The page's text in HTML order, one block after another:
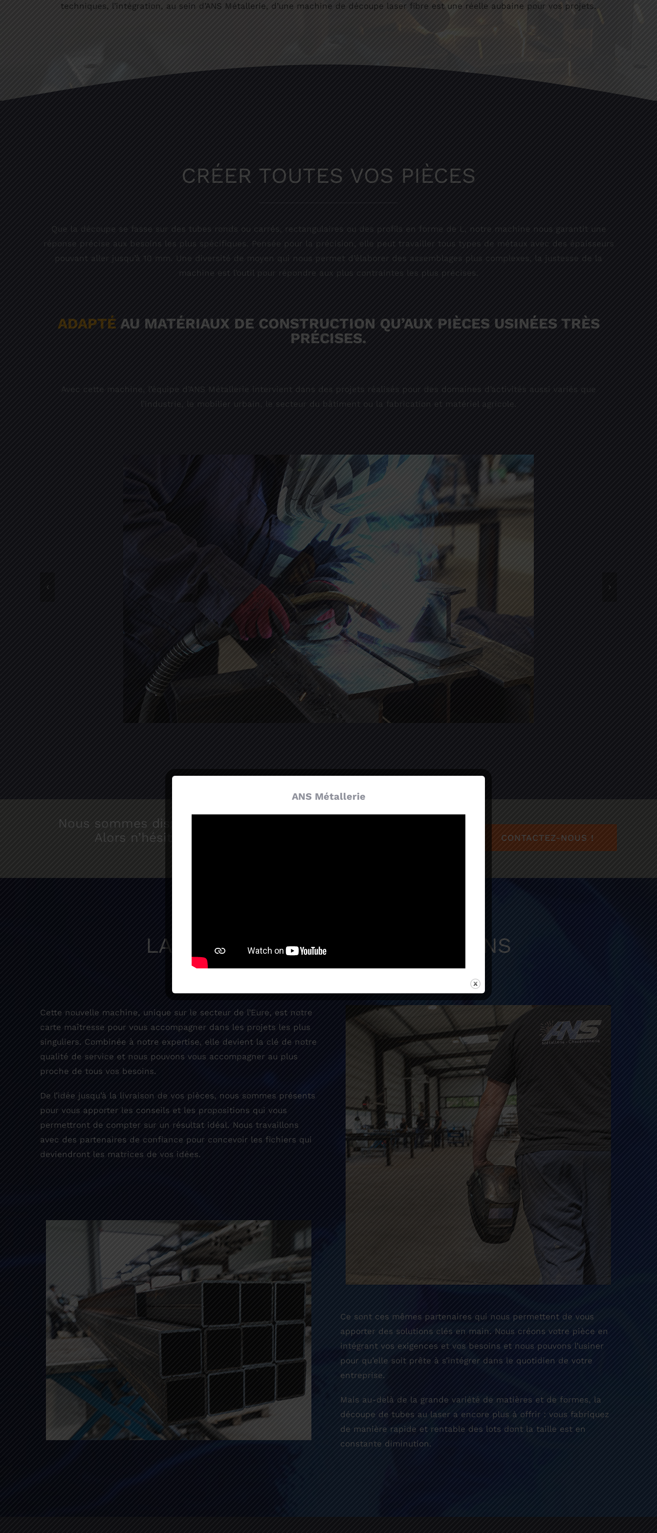
techniques, l’intégration, au sein d’ANS Métallerie, d’une machine de découpe laser fibre est une réelle aubaine pour vos projets.
CRÉER TOUTES VOS PIÈCES
Que la découpe se fasse sur des tubes ronds ou carrés, rectangulaires ou des profils en forme de L, notre machine nous garantit une
réponse précise aux besoins les plus spécifiques. Pensée pour la précision, elle peut travailler tous types de métaux avec des épaisseurs
pouvant aller jusqu’à 10 mm. Une diversité de moyen qui nous permet d’élaborer des assemblages plus complexes, la justesse de la
machine est l’outil pour répondre aux plus contraintes les plus précises.
ADAPTÉ AU MATÉRIAUX DE CONSTRUCTION QU’AUX PIÈCES USINÉES TRÈS
PRÉCISES.
Avec cette machine, l’équipe d’ANS Métallerie intervient dans des projets réalisés pour des domaines d’activités aussi variés que
l’industrie, le mobilier urbain, le secteur du bâtiment ou la fabrication et matériel agricole.
Nous sommes disponibles et à l’écoute de tous nos clients !
Alors n’hésitez pas à prendre contact avec nous.
CONTACTEZ-NOUS !
LA RÉPONSE À TOUS LES BESOINS
Cette nouvelle machine, unique sur le secteur de l’Eure, est notre
carte maîtresse pour vous accompagner dans les projets les plus
singuliers. Combinée à notre expertise, elle devient la clé de notre
qualité de service et nous pouvons vous accompagner au plus
proche de tous vos besoins.
De l’idée jusqu’à la livraison de vos pièces, nous sommes présents
pour vous apporter les conseils et les propositions qui vous
permettront de compter sur un résultat idéal. Nous travaillons
avec des partenaires de confiance pour concevoir les fichiers qui
deviendront les matrices de vos idées.
Ce sont ces mêmes partenaires qui nous permettent de vous
apporter des solutions clés en main. Nous créons votre pièce en
intégrant vos exigences et vos besoins et nous pouvons l’usiner
pour qu’elle soit prête à s’intégrer dans le quotidien de votre
entreprise.
Mais au-delà de la grande variété de matières et de formes, la
découpe de tubes au laser a encore plus à offrir : vous fabriquez
de manière rapide et rentable des lots dont la taille est en
constante diminution.
ANS Métallerie PRESTATIONS
Aménagements intérieurs et extérieurs
Protection des données sensibles
ANS Métallerie